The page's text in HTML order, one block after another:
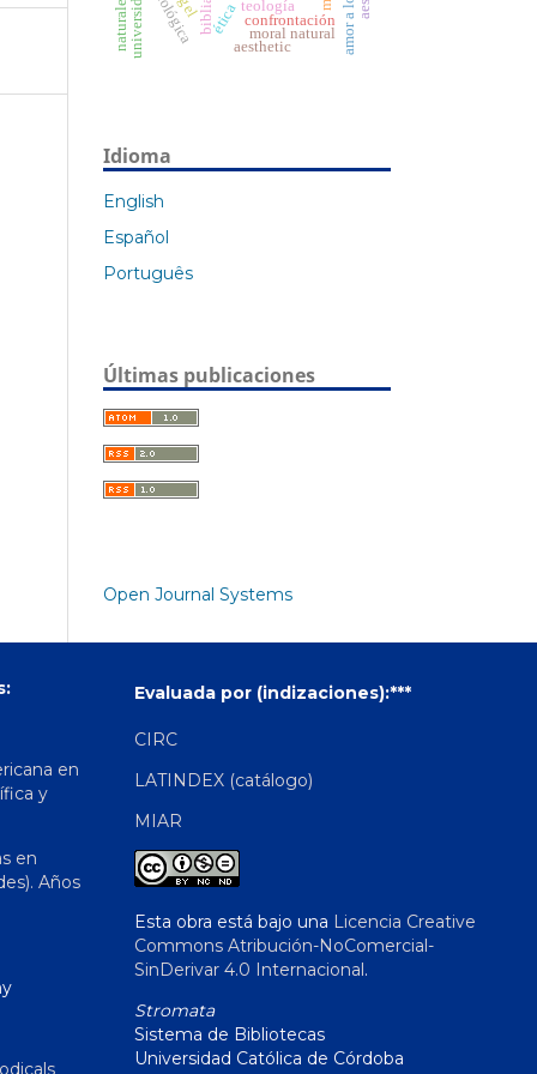
biblia teología
confrontación
ética
universidad moral natural
naturaleza aesthetic
Idioma
English
Español
Português
Últimas publicaciones
Open Journal Systems
en
y
en
Años
Evaluada por (indizaciones):***
CIRC
LATINDEX (catálogo)
MIAR
Esta obra está bajo una Licencia Creative
Commons Atribución-NoComercial-
SinDerivar 4.0 Internacional.
Stromata
Sistema de Bibliotecas
Universidad Católica de Córdoba